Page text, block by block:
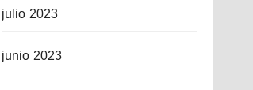
julio 2023
junio 2023